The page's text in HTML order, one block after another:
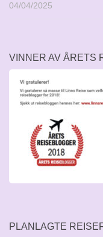
04/04/2025
VINNER AV ÅRETS
PLANLAGTE